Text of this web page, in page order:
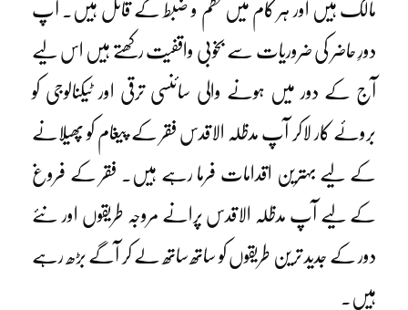
مالک ہیں اور ہر کام میں نظم و ضبط کے قائل ہیں۔ آپ
دورِ حاضر کی ضروریات سے بخوبی واقفیت رکھتے ہیں اس لیے
آج کے دور میں ہونے والی سائنسی ترقی اور ٹیکنالوجی کو
بروئے کار لاکر آپ مدظلہ الاقدس فقر کے پیغام کو پھیلانے
کے لیے بہترین اقدامات فرما رہے ہیں۔ فقر کے فروغ
کے لیے آپ مدظلہ الاقدس پرانے مروجہ طریقوں اور نئے
دور کے جدید ترین طریقوں کو ساتھ ساتھ لے کر آگے بڑھ رہے
ہیں۔